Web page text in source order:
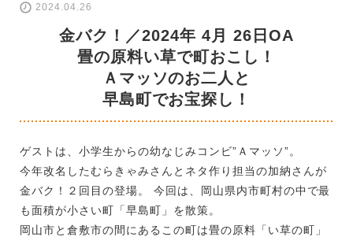
2024.04.26
金バク！／2024年 4月 26日OA
畳の原料い草で町おこし！
Ａマッソのお二人と
早島町でお宝探し！
ゲストは、小学生からの幼なじみコンビ”Ａマッソ”。
今年改名したむらきゃみさんとネタ作り担当の加納さんが
金バク！２回目の登場。 今回は、岡山県内市町村の中で最
も面積が小さい町「早島町」を散策。
岡山市と倉敷市の間にあるこの町は畳の原料「い草の町」